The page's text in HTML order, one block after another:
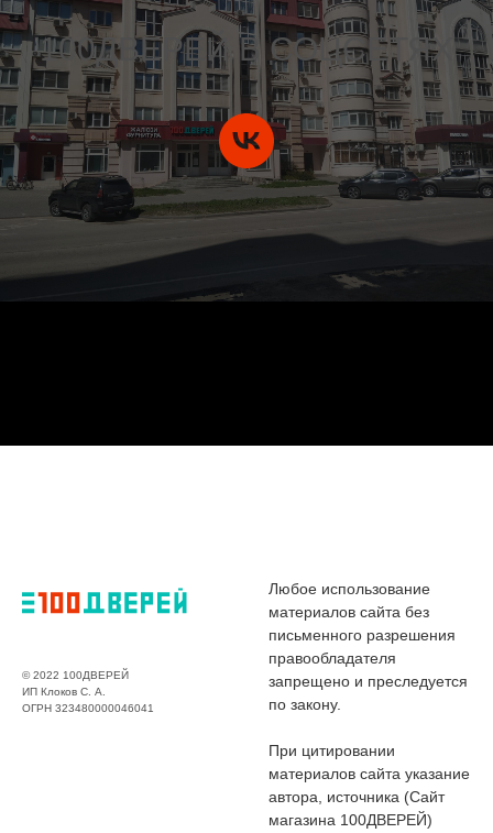
100ДВЕРЕЙ В СОЦСЕТЯХ
© 2022 100ДВЕРЕЙ
ИП Клоков С. А.
ОГРН 323480000046041
Любое использование
материалов сайта без
письменного разрешения
правообладателя
запрещено и преследуется
по закону.
При цитировании
материалов сайта указание
автора, источника (Сайт
магазина 100ДВЕРЕЙ)